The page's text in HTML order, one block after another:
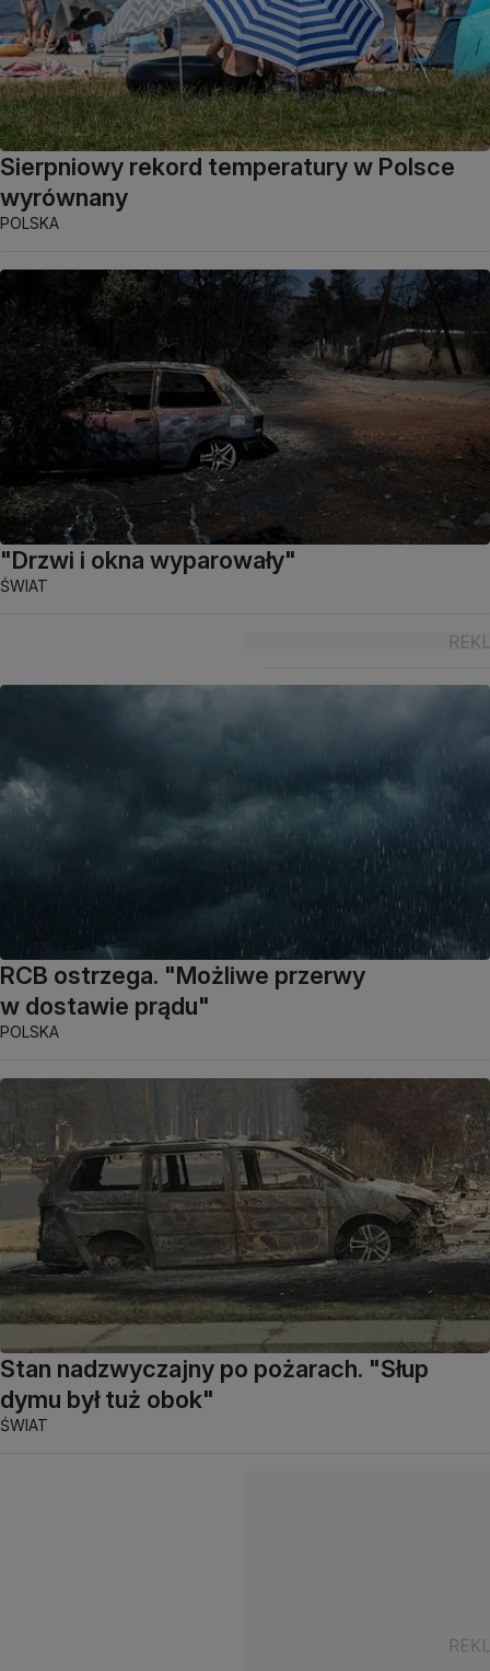
Sierpniowy rekord temperatury w Polsce
wyrównany
POLSKA
"Drzwi i okna wyparowały"
ŚWIAT
RCB ostrzega. "Możliwe przerwy
w dostawie prądu"
POLSKA
Stan nadzwyczajny po pożarach. "Słup
dymu był tuż obok"
ŚWIAT